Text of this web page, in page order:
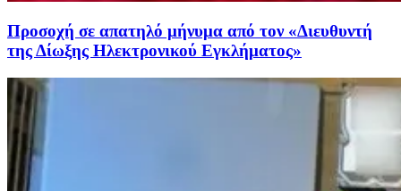
Προσοχή σε απατηλό μήνυμα από τον «Διευθυντή
της Δίωξης Ηλεκτρονικού Εγκλήματος»